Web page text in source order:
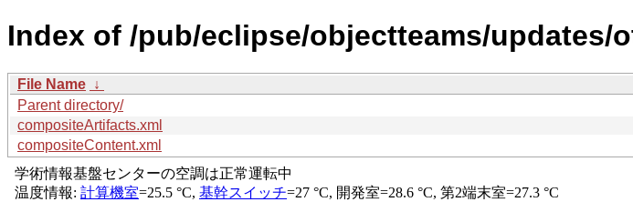
Index of /pub/eclipse/objectteams/updates/
File Name ↓
Parent directory/
compositeArtifacts.xml
compositeContent.xml